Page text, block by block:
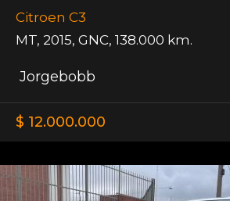
Citroen C3
MT, 2015, GNC, 138.000 km.
Jorgebobb
$ 12.000.000